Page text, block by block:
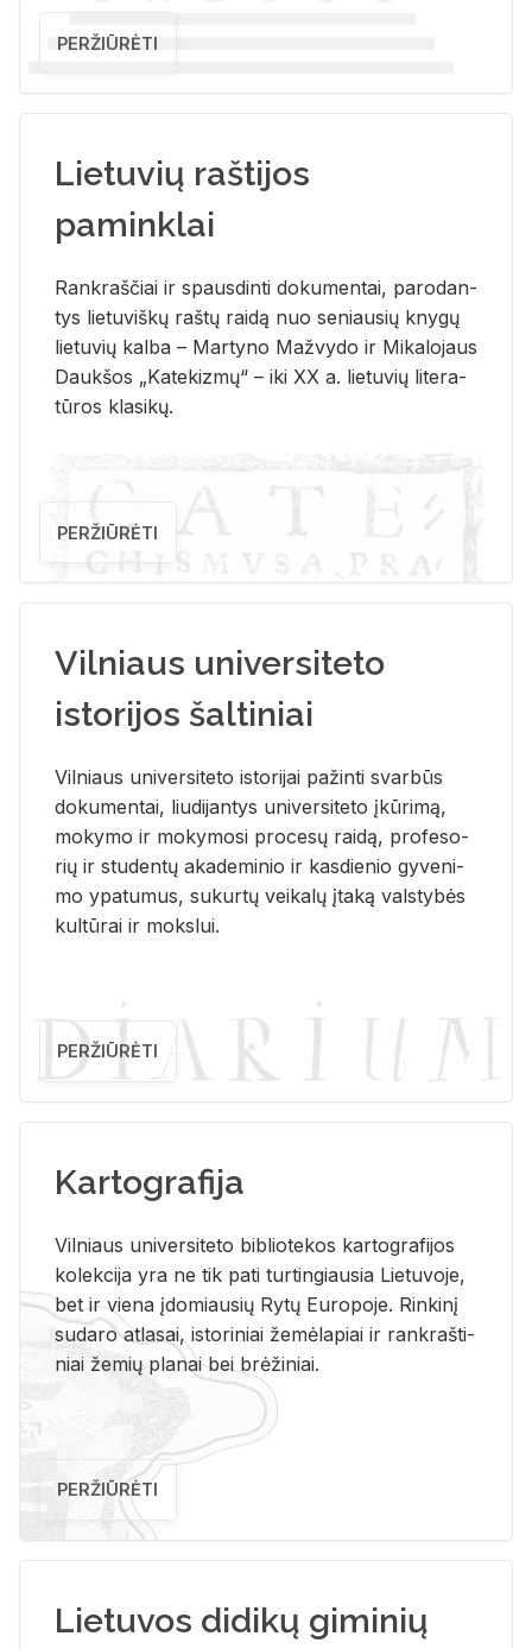
PERŽIŪRĖTI
Lietuvių raštijos
paminklai
Rank­raš­čiai ir spaus­din­ti do­ku­men­tai, pa­ro­dan­
tys lie­tu­viš­kų raš­tų rai­dą nuo se­niau­sių kny­gų
lie­tu­vių kal­ba – Mar­ty­no Ma­žvy­do ir Mi­ka­lo­jaus
Dauk­šos „Ka­te­kiz­mų“ – iki XX a. lie­tu­vių li­te­ra­
tū­ros kla­si­kų.
PERŽIŪRĖTI
Vilniaus universiteto
istorijos šaltiniai
Vil­niaus uni­ver­si­te­to is­to­ri­jai pa­žin­ti svar­būs
do­ku­men­tai, liu­di­jan­tys uni­ver­si­te­to įkū­ri­mą,
mo­ky­mo ir mo­ky­mo­si pro­ce­sų rai­dą, pro­fe­so­
rių ir stu­den­tų aka­de­mi­nio ir kas­die­nio gy­ve­ni­
mo ypa­tu­mus, su­kur­tų vei­ka­lų įta­ką vals­ty­bės
kul­tū­rai ir moks­lui.
PERŽIŪRĖTI
Kartografija
Vil­niaus uni­ver­si­te­to bi­b­lio­te­kos kar­to­gra­fi­jos
ko­lek­ci­ja yra ne tik pati tur­tin­giau­sia Lie­tu­vo­je,
bet ir vie­na įdo­miau­sių Rytų Eu­ro­po­je. Rin­ki­nį
su­da­ro at­la­sai, is­to­ri­niai že­mė­la­piai ir rank­raš­ti­
niai že­mių pla­nai bei brė­ži­niai.
PERŽIŪRĖTI
Lietuvos didikų giminių